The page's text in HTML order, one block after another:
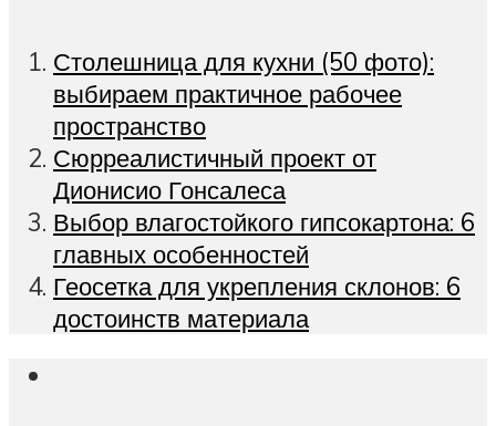
Столешница для кухни (50 фото):
выбираем практичное рабочее
пространство
Сюрреалистичный проект от
Дионисио Гонсалеса
Выбор влагостойкого гипсокартона: 6
главных особенностей
Геосетка для укрепления склонов: 6
достоинств материала